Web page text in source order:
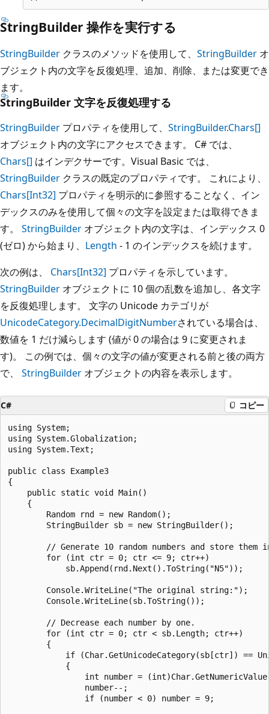
StringBuilder 操作を実行する
StringBuilder クラスのメソッドを使用して、 StringBuilder オ
ブジェクト内の文字を反復処理、追加、削除、または変更でき
ます。
StringBuilder 文字を反復処理する
StringBuilder プロパティを使用して、 StringBuilder.Chars[]
オブジェクト内の文字にアクセスできます。 C# では、
Chars[] はインデクサーです。Visual Basic では、
StringBuilder クラスの既定のプロパティです。 これにより、
Chars[Int32] プロパティを明示的に参照することなく、イン
デックスのみを使用して個々の文字を設定または取得できま
す。 StringBuilder オブジェクト内の文字は、インデックス 0
(ゼロ) から始まり、 Length - 1 のインデックスを続けます。
次の例は、 Chars[Int32] プロパティを示しています。
StringBuilder オブジェクトに 10 個の乱数を追加し、各文字
を反復処理します。 文字の Unicode カテゴリが
UnicodeCategory.DecimalDigitNumberされている場合は、
数値を 1 だけ減らします (値が 0 の場合は 9 に変更されま
す)。 この例では、個々の文字の値が変更される前と後の両方
で、 StringBuilder オブジェクトの内容を表示します。
C# コピー
using System;
using System.Globalization;
using System.Text;
public class Example3
{
    public static void Main()
    {
        Random rnd = new Random();
        StringBuilder sb = new StringBuilder();
// Generate 10 random numbers and store them
        for (int ctr = 0; ctr <= 9; ctr++)
            sb.Append(rnd.Next().ToString("N5"));
        Console.WriteLine("The original string:");
        Console.WriteLine(sb.ToString());
        // Decrease each number by one.
        for (int ctr = 0; ctr < sb.Length; ctr++)
        {
if (Char.GetUnicodeCategory(sb[ctr]) ==
            {
int number =
                number--;
                if (number < 0) number = 9;